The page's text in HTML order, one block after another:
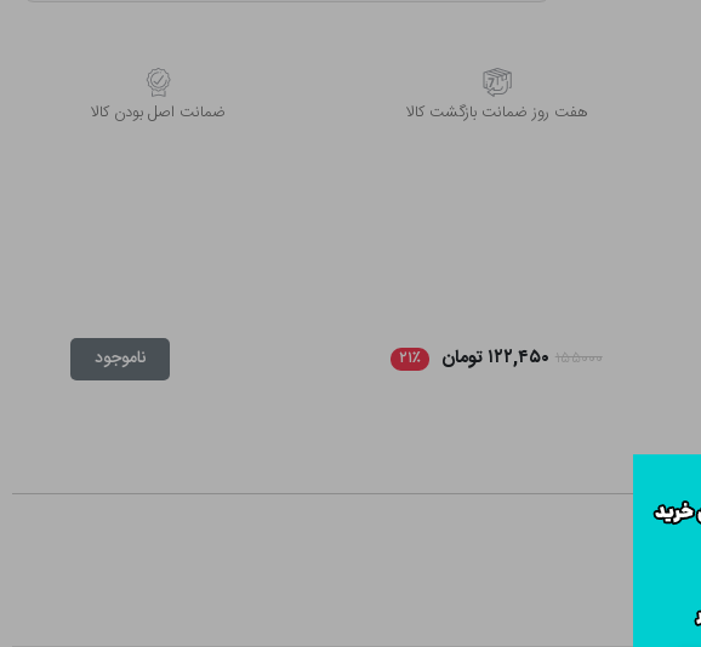
هفت روز ضمانت بازگشت کالا ﺿﻤﺎﻧﺖ اﺻﻞ ﺑﻮدن ﮐﺎﻟﺎ
۱۵۵۰۰۰ ۱۲۲,۴۵۰ تومان ۲۱٪ ناموجود